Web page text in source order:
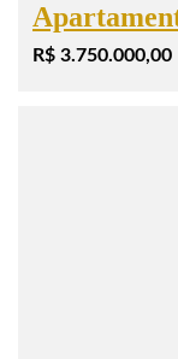
R$ 3.750.000,00